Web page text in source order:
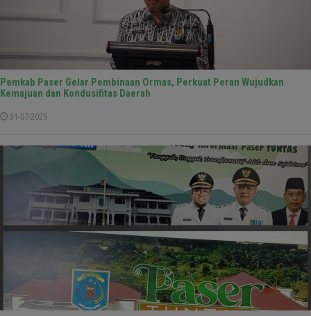
Pemkab Paser Gelar Pembinaan Ormas, Perkuat Peran Wujudkan
Kemajuan dan Kondusifitas Daerah
31-07-2025